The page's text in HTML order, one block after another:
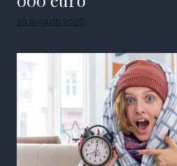
10 augusti 2026